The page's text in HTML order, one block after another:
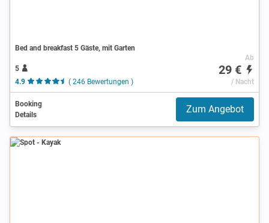
Bed and breakfast 5 Gäste, mit Garten
5
4.9
( 246 Bewertungen )
Ab
29 €
/ Nacht
Booking
Details
Zum Angebot
Spot